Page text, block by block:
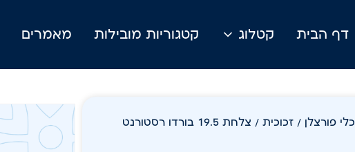
דף הבית קטלוג קטגוריות מובילות מאמרים
כלי פורצלן / זכוכית
/ צלחת 19.5 בורדו רסטורנט